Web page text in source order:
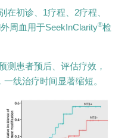
在初诊、1疗程、2疗程、
周血用于SeekInClarity®检
测患者预后、评估疗效，
线治疗时间显著缩短。